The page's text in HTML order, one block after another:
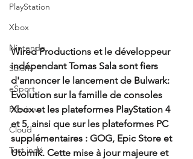
PlayStation
Xbox
Nintendo
Salons
eSport
Previews
Cloud
Test indé
Wired Productions et le développeur
indépendant Tomas Sala sont fiers
d'annoncer le lancement de Bulwark:
Evolution sur la famille de consoles
Xbox et les plateformes PlayStation 4
et 5, ainsi que sur les plateformes PC
supplémentaires : GOG, Epic Store et
Utomik. Cette mise à jour majeure et